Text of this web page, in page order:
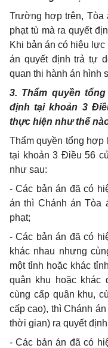
Trường hợp trên, Tòa
phạt tù mà ra quyết
Khi bản án có hiệu
án quyết định trả tự
quan thi hành án hình
3. Thẩm quyền
định tại khoản 3
thực hiện như thế
Thẩm quyền tổng hợp
tại khoản 3 Điều 56
như sau:
- Các bản án đã có
án thì Chánh án Tòa
phạt;
- Các bản án đã có
khác nhau nhưng
một tỉnh hoặc khác
quân khu hoặc khác
cùng cấp quân khu,
cấp cao), thì Chánh
thời gian) ra quyết
- Các bản án đã có